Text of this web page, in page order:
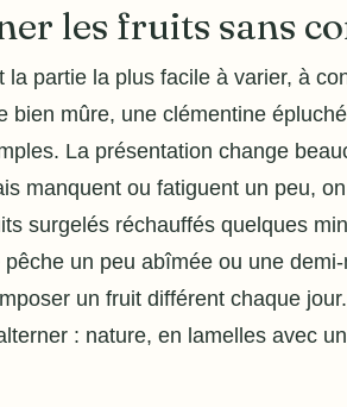
les fruits sans
la partie la plus facile à varier, à
bien mûre, une clémentine
La présentation change
manquent ou fatiguent un peu,
surgelés réchauffés quelques
pêche un peu abîmée ou une
un fruit différent chaque
: nature, en lamelles avec